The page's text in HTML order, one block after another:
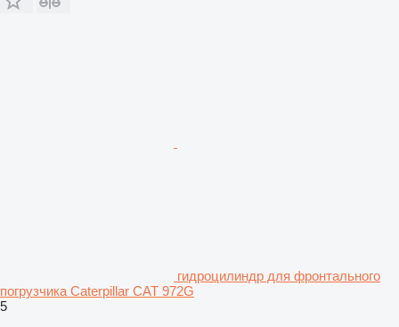
гидроцилиндр для фронтального
погрузчика Caterpillar CAT 972G
5